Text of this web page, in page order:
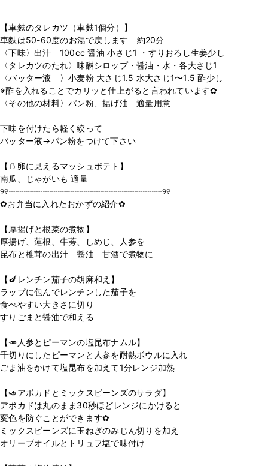
【車麩のタレカツ（車麩1個分）】
車麩は50-60度のお湯で戻します 約20分
〈下味〉出汁 100cc 醤油 小さじ1 ・すりおろし生姜少し
〈タレカツのたれ〉味醂シロップ・醤油・水・各大さじ1
〈バッター液 〉小麦粉 大さじ1.5 水大さじ1〜1.5 酢少し
※酢を入れることでカリッと仕上がると言われています✿︎
〈その他の材料〉パン粉、揚げ油 適量用意
下味を付けたら軽く絞って
バッター液→パン粉をつけて下さい
【🥚卵に見えるマッシュポテト】
南瓜、じゃがいも 適量
୨୧┈┈┈┈┈┈┈┈┈┈┈┈┈┈┈┈┈┈୨୧
✿︎お弁当に入れたおかずの紹介✿︎
【厚揚げと根菜の煮物】
厚揚げ、蓮根、牛蒡、しめじ、人参を
昆布と椎茸の出汁 醤油 甘酒で煮物に
【🍆レンチン茄子の胡麻和え】
ラップに包んでレンチンした茄子を
食べやすい大きさに切り
すりごまと醤油で和える
【🥕人参とピーマンの塩昆布ナムル】
千切りにしたピーマンと人参を耐熱ボウルに入れ
ごま油をかけて塩昆布を加えて1分レンジ加熱
【🥑アボカドとミックスビーンズのサラダ】
アボカドは丸のまま30秒ほどレンジにかけると
変色を防ぐことができます✿︎
ミックスビーンズに玉ねぎのみじん切りを加え
オリーブオイルとトリュフ塩で味付け